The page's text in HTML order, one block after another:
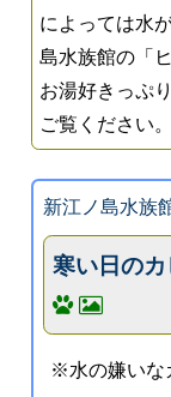
によっては水
島水族館の「
お湯好きっぷ
ご覧ください。
新江ノ島水族
寒い日の
※水の嫌いな